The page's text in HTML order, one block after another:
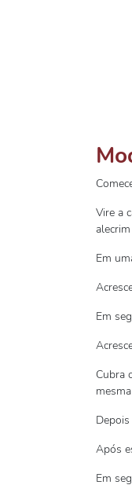
Vire a
Em
Em
Cubra
Após
Em